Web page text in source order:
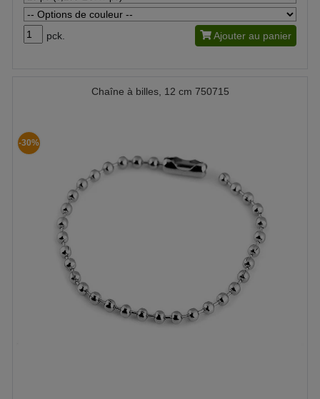
pck. Ajouter au panier
Chaîne à billes, 12 cm 750715
-30%